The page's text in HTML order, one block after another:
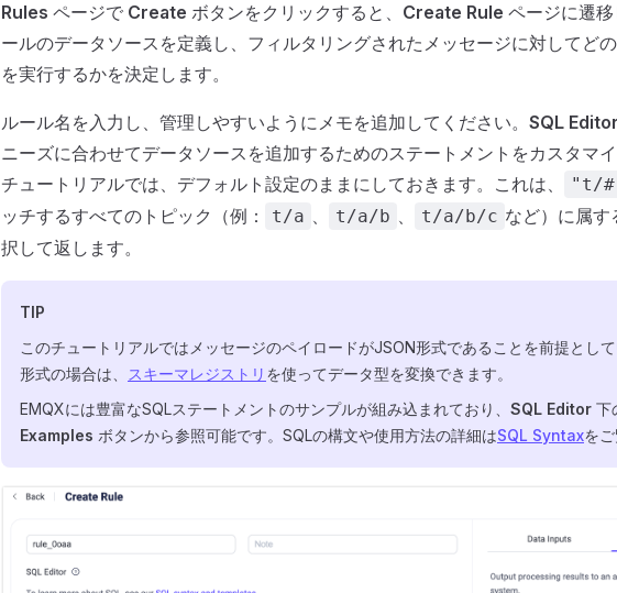
Rules ページで Create ボタンをクリックすると、 Create Rule ページに遷
ールのデータソースを定義し、フィルタリングされたメッセージに対してど
を実行するかを決定します。
ルール名を入力し、管理しやすいようにメモを追加してください。 SQL Editor
ニーズに合わせてデータソースを追加するためのステートメントをカスタマ
チュートリアルでは、デフォルト設定のままにしておきます。これは、
"t/
ッチするすべてのトピック（例：
t/a 、 t/a/b 、 t/a/b/c など）に属す
択して返します。
TIP
このチュートリアルではメッセージのペイロードがJSON形式であることを前提とし
形式の場合は、
スキーマレジストリ を使ってデータ型を変換できます。
EMQXには豊富なSQLステートメントのサンプルが組み込まれており、 SQL Editor 下
Examples ボタンから参照可能です。SQLの構文や使用方法の詳細はSQL Syntaxをご